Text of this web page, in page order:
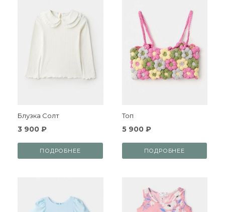
Блузка Солт
3 900 ₽
ПОДРОБНЕЕ
Топ
5 900 ₽
ПОДРОБНЕЕ